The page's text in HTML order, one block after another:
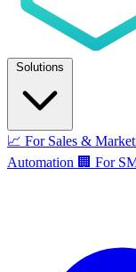
Solutions
📈 For Sales &
Automation 🏢 For